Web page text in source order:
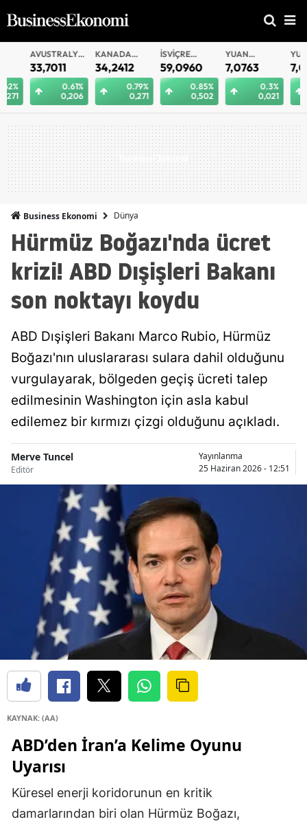
AVUSTRALYA
DOLARI
33,7011
0.61%
0,206
KANADA
DOLARI
34,2412
0.79%
0,271
İSVIÇRE
FRANKI
59,0960
0.85%
0,502
OFFSHORE
7,0763
0,021
7,0756
Business Ekonomi Dünya
Hürmüz Boğazı'nda ücret
krizi! ABD Dışişleri Bakanı
son noktayı koydu
ABD Dışişleri Bakanı Marco Rubio, Hürmüz
Boğazı'nın uluslararası sulara dahil olduğunu
vurgulayarak, bölgeden geçiş ücreti talep
edilmesinin Washington için asla kabul
edilemez bir kırmızı çizgi olduğunu açıkladı.
Merve Tuncel
Editör
Yayınlanma
25 Haziran 2026 - 12:51
KAYNAK: (AA)
ABD’den İran’a Kelime Oyunu
Uyarısı
Küresel enerji koridorunun en kritik
damarlarından biri olan Hürmüz Boğazı,